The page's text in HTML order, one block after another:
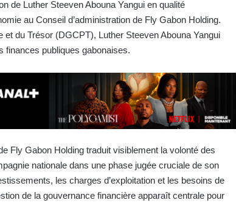
de Luther Steeven Abouna Yangui en qualité
au Conseil d’administration de Fly Gabon Holding.
du Trésor (DGCPT), Luther Steeven Abouna Yangui
finances publiques gabonaises.
Fly Gabon Holding traduit visiblement la volonté des
nationale dans une phase jugée cruciale de son
les charges d’exploitation et les besoins de
de la gouvernance financière apparaît centrale pour